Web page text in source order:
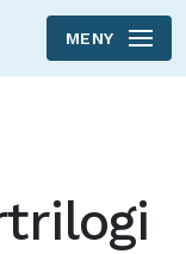
content
MENY